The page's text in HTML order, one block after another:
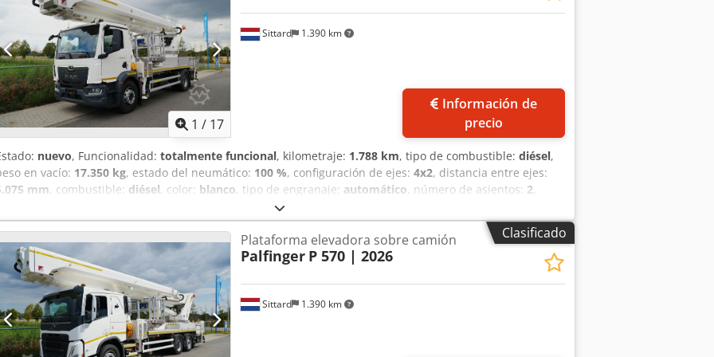
Información de la empresa = Datos bancarios: Cuenta Rabobank: 39.33.10.655 IBAN:
NL73RABO0393310655 Código Swift: RABONL2U - ¡Verifique siempre nuestros datos bancarios antes de
la transacción! - No es posible reservar vehículos sin un depósito. - Se reserva el derecho a
tipográficos y de texto en todos los vehículos ofrecidos.
1 / 17
Sittard 1.390 km
precio
nuevo, Funcionalidad: totalmente funcional, kilometraje: 1.788 km, tipo de combustible: diésel,
en vacío: 17.350 kg, estado del neumático: 100 %, configuración de ejes: 4x2, distancia entre ejes:
mm, combustible: diésel, color: blanco, tipo de engranaje: automático, número de asientos: 2,
, altura total:
funcionamiento:1 h, Equipamiento:ABS, airbag, aire acondicionado, control de crucero, grúa,
para no fumadores, === DATOS TÉCNICOS IMPORTANTES === Año de fabricación: 2026
Kilometraje: 1.788 km Altura de trabajo: 48,00 m Alcance horizontal máximo: 31,50 m Alcance lateral
28,00 m Altura máxima de la plataforma: 46,00 m Capacidad de carga de la plataforma: 600 kg
Dimensiones de la plataforma: 3,81 x 1,04 x 1,10 m Chedpfjzp Dy Rsx Aigja Chasis del camión: MAN TGS
Transmisión: Automática Peso del vehículo: 17.350 kg Certificación CE: Sí === EQUIPAMIENTO Y
=== Plataforma de trabajo telescópica Sistema de posicionamiento automático Función
retorno a la posición inicial Rango de giro de la torreta: 540° Giro de la plataforma: 2 x 200° Rango de
Clasificado
Sittard 1.390 km
Plataforma elevadora sobre camión
Palfinger P 570 | 2026